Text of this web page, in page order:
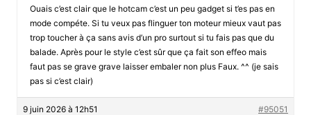
Ouais c’est clair que le hotcam c’est un peu gadget si t’es pas en
mode compéte. Si tu veux pas flinguer ton moteur mieux vaut pas
trop toucher à ça sans avis d’un pro surtout si tu fais pas que du
balade. Après pour le style c’est sûr que ça fait son effeo mais
faut pas se grave grave laisser embaler non plus Faux. ^^ (je sais
pas si c’est clair)
9 juin 2026 à 12h51 #95051